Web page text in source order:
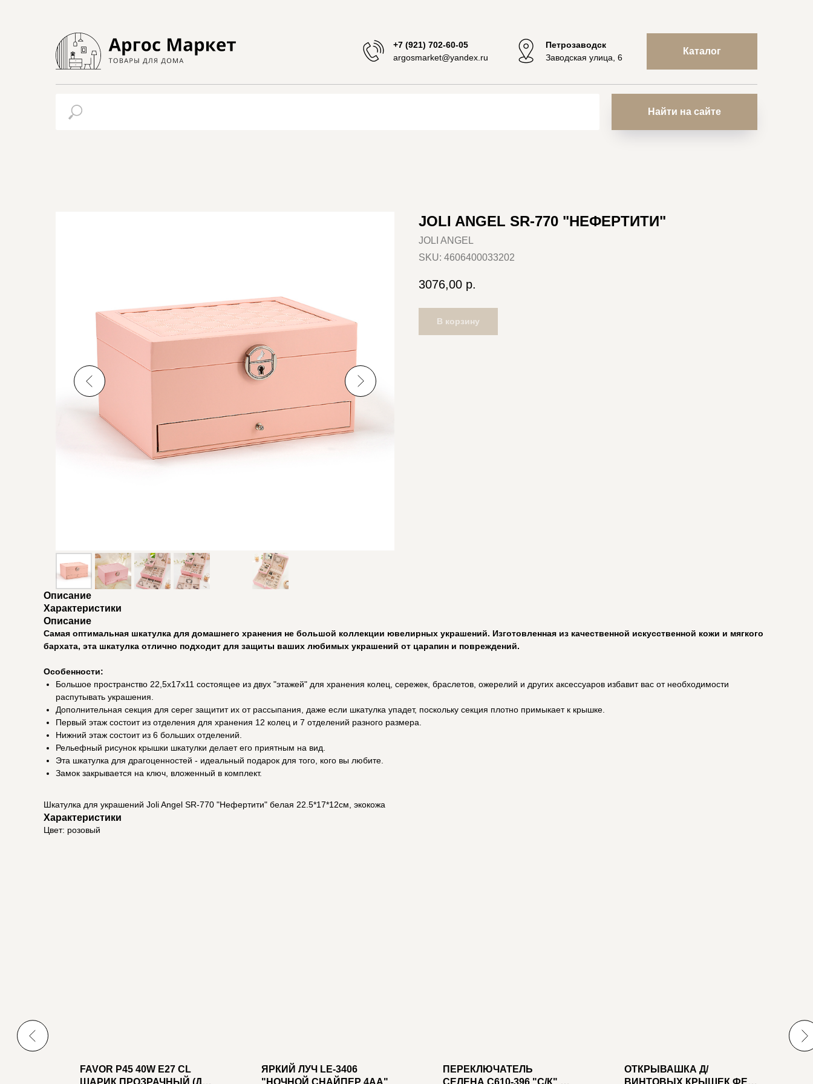
+7 (921) 702-60-05
argosmarket@yandex.ru
Петрозаводск
Заводская улица, 6
Каталог
Найти на сайте
JOLI ANGEL SR-770 "НЕФЕРТИТИ"
JOLI ANGEL
SKU: 4606400033202
3076,00 р.
В корзину
Описание
Характеристики
Описание
Самая оптимальная шкатулка для домашнего хранения не большой коллекции ювелирных украшений. Изготовленная из качественной искусственной кожи и мягкого
бархата, эта шкатулка отлично подходит для защиты ваших любимых украшений от царапин и повреждений.
Особенности:
Большое пространство 22,5х17х11 состоящее из двух "этажей" для хранения колец, сережек, браслетов, ожерелий и других аксессуаров избавит вас от необходимости
распутывать украшения.
Дополнительная секция для серег защитит их от рассыпания, даже если шкатулка упадет, поскольку секция плотно примыкает к крышке.
Первый этаж состоит из отделения для хранения 12 колец и 7 отделений разного размера.
Нижний этаж состоит из 6 больших отделений.
Рельефный рисунок крышки шкатулки делает его приятным на вид.
Эта шкатулка для драгоценностей - идеальный подарок для того, кого вы любите.
Замок закрывается на ключ, вложенный в комплект.
Шкатулка для украшений Joli Angel SR-770 "Нефертити" белая 22.5*17*12см, экокожа
Характеристики
Цвет: розовый
FAVOR P45 40W E27 CL
ШАРИК ПРОЗРАЧНЫЙ (ДШ
ЯРКИЙ ЛУЧ LE-3406
"НОЧНОЙ СНАЙПЕР 4AA"
ПЕРЕКЛЮЧАТЕЛЬ
СЕЛЕНА С610-396 "С/К" С/У
ОТКРЫВАШКА Д/
ВИНТОВЫХ КРЫШЕК ФЕЯ